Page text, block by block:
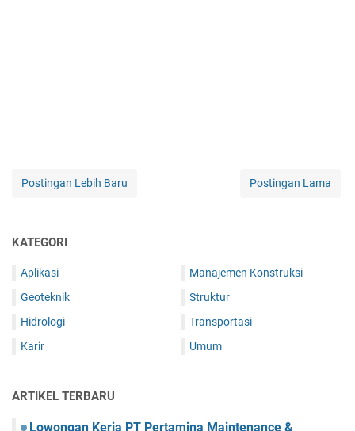
Postingan Lebih Baru Postingan Lama
KATEGORI
Aplikasi
Geoteknik
Hidrologi
Karir
Manajemen Konstruksi
Struktur
Transportasi
Umum
ARTIKEL TERBARU
Lowongan Kerja PT Pertamina Maintenance &